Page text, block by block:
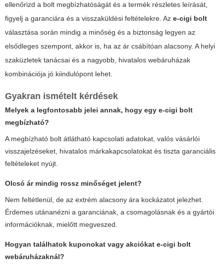
ellenőrizd a bolt megbízhatóságát és a termék részletes leírását,
figyelj a garanciára és a visszaküldési feltételekre. Az e-cigi bolt
választása során mindig a minőség és a biztonság legyen az
elsődleges szempont, akkor is, ha az ár csábítóan alacsony. A helyi
szaküzletek tanácsai és a nagyobb, hivatalos webáruházak
kombinációja jó kiindulópont lehet.
Gyakran ismételt kérdések
Melyek a legfontosabb jelei annak, hogy egy e-cigi bolt
megbízható?
A megbízható bolt átlátható kapcsolati adatokat, valós vásárlói
visszajelzéseket, hivatalos márkakapcsolatokat és tiszta garanciális
feltételeket nyújt.
Olcsó ár mindig rossz minőséget jelent?
Nem feltétlenül, de az extrém alacsony ára kockázatot jelezhet.
Érdemes utánanézni a garanciának, a csomagolásnak és a gyártói
információknak, mielőtt megveszed.
Hogyan találhatok kuponokat vagy akciókat e-cigi bolt
webáruházaknál?